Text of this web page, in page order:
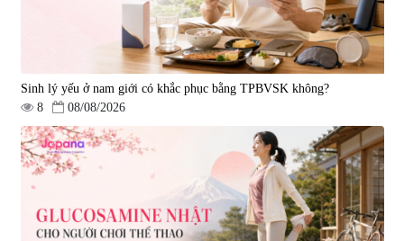
Tẩy tế bào chết Nichiei Bussan
Nano NMN+ Peeling Gel
1.490.000 đ
Viên uống hỗ trợ bền thành
mạch, ngừa tai biến Elastin Plus
& Nattokinase Hokoen 80 viên
|0
980.000 đ
Sinh lý yếu ở nam giới có khắc phục bằng TPBVSK không?
8
08/08/2026